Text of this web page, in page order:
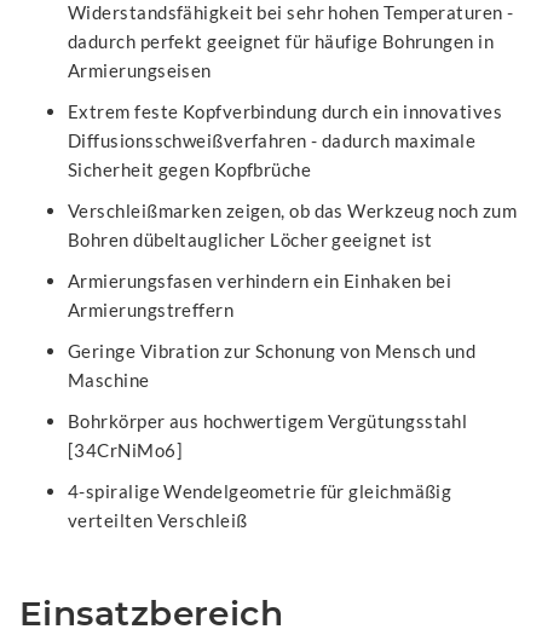
Widerstandsfähigkeit bei sehr hohen Temperaturen -
dadurch perfekt geeignet für häufige Bohrungen in
Armierungseisen
Extrem feste Kopfverbindung durch ein innovatives
Diffusionsschweißverfahren - dadurch maximale
Sicherheit gegen Kopfbrüche
Verschleißmarken zeigen, ob das Werkzeug noch zum
Bohren dübeltauglicher Löcher geeignet ist
Armierungsfasen verhindern ein Einhaken bei
Armierungstreffern
Geringe Vibration zur Schonung von Mensch und
Maschine
Bohrkörper aus hochwertigem Vergütungsstahl
[34CrNiMo6]
4-spiralige Wendelgeometrie für gleichmäßig
verteilten Verschleiß
Einsatzbereich